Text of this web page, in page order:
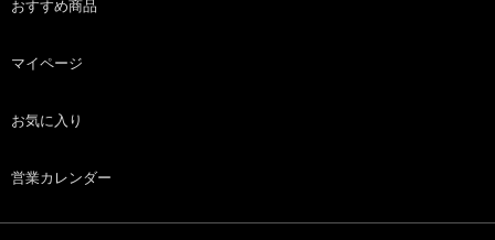
おすすめ商品
マイページ
お気に入り
営業カレンダー